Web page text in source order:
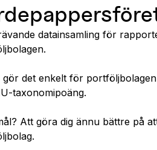
datainsamling för
gör det enkelt för
taxonomipoäng.
Att göra dig ännu bättre på